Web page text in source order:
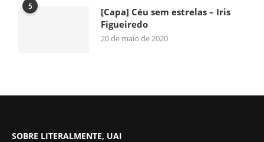
5
[Capa] Céu sem estrelas – Iris
Figueiredo
20 de maio de 2020
SOBRE LITERALMENTE, UAI